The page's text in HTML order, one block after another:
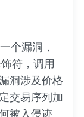
个漏洞，
符，调用
洞涉及价格
交易序列加
被入侵迹